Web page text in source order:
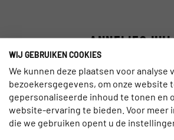
ANNELIES
Annelies
heeft aan
kennisplatform. Na
haar passie voor
vanuit het
WIJ GEBRUIKEN COOKIES
We kunnen deze plaatsen voor analyse
bezoekersgegevens, om onze website
gepersonaliseerde inhoud te tonen en
website-ervaring te bieden. Voor meer
die we gebruiken opent u de